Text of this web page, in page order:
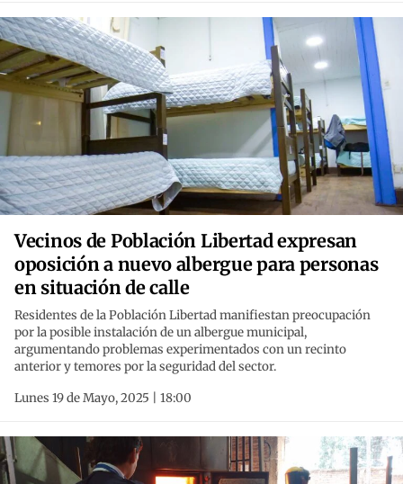
Vecinos de Población Libertad expresan
oposición a nuevo albergue para personas
en situación de calle
Residentes de la Población Libertad manifiestan preocupación
por la posible instalación de un albergue municipal,
argumentando problemas experimentados con un recinto
anterior y temores por la seguridad del sector.
Lunes 19 de Mayo, 2025 | 18:00